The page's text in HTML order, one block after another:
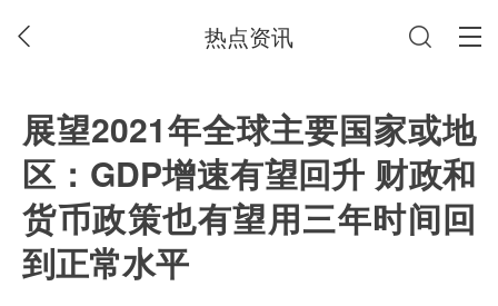
热点资讯
展望2021年全球主要国家或地
区：GDP增速有望回升 财政和
货币政策也有望用三年时间回
到正常水平